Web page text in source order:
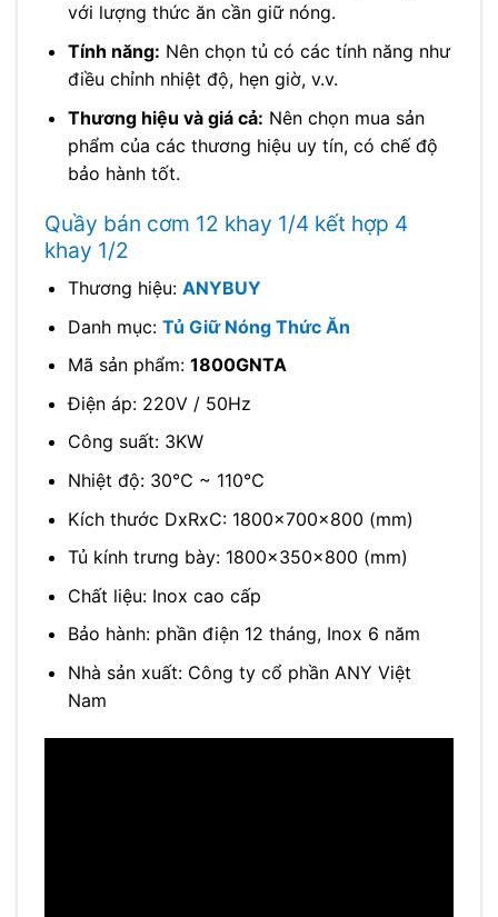
với lượng thức ăn cần giữ nóng.
Tính năng: Nên chọn tủ có các tính năng như
điều chỉnh nhiệt độ, hẹn giờ, v.v.
Thương hiệu và giá cả: Nên chọn mua sản
phẩm của các thương hiệu uy tín, có chế độ
bảo hành tốt.
Quầy bán cơm 12 khay 1/4 kết hợp 4
khay 1/2
Thương hiệu: ANYBUY
Danh mục: Tủ Giữ Nóng Thức Ăn
Mã sản phẩm: 1800GNTA
Điện áp: 220V / 50Hz
Công suất: 3KW
Nhiệt độ: 30℃ ~ 110℃
Kích thước DxRxC: 1800x700x800 (mm)
Tủ kính trưng bày: 1800x350x800 (mm)
Chất liệu: Inox cao cấp
Bảo hành: phần điện 12 tháng, Inox 6 năm
Nhà sản xuất: Công ty cổ phần ANY Việt
Nam